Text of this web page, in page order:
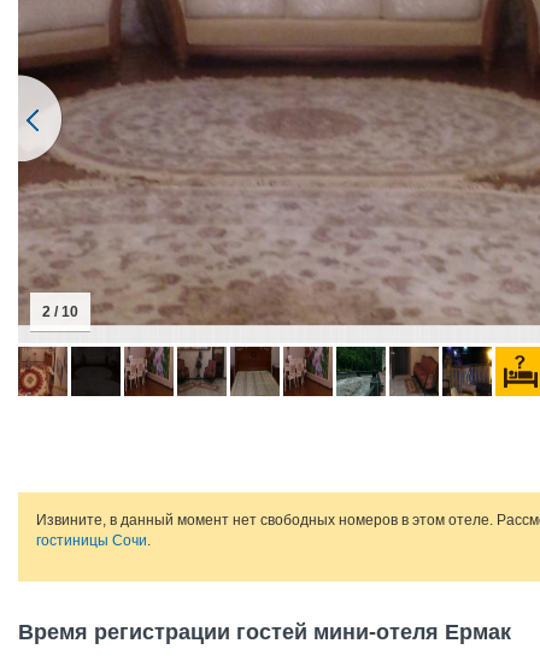
2 / 10
Извините, в данный момент нет свободных номеров в этом отеле.
гостиницы Сочи.
Время регистрации гостей мини-отеля Ермак